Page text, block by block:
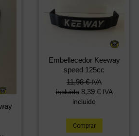
Embellecedor Keeway
speed 125cc
11,98€ IVA
incluido 8,39 € IVA
incluido
Comprar